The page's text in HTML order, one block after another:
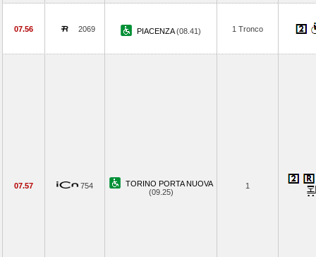
07.56 2069 PIACENZA(08.41) 1 Tronco
07.57 754
TORINO PORTA NUOVA
(09.25)
1